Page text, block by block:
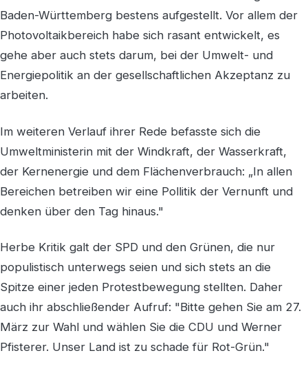
Baden-Württemberg bestens aufgestellt. Vor allem der
Photovoltaikbereich habe sich rasant entwickelt, es
gehe aber auch stets darum, bei der Umwelt- und
Energiepolitik an der gesellschaftlichen Akzeptanz zu
arbeiten.
Im weiteren Verlauf ihrer Rede befasste sich die
Umweltministerin mit der Windkraft, der Wasserkraft,
der Kernenergie und dem Flächenverbrauch: „In allen
Bereichen betreiben wir eine Pollitik der Vernunft und
denken über den Tag hinaus."
Herbe Kritik galt der SPD und den Grünen, die nur
populistisch unterwegs seien und sich stets an die
Spitze einer jeden Protestbewegung stellten. Daher
auch ihr abschließender Aufruf: "Bitte gehen Sie am 27.
März zur Wahl und wählen Sie die CDU und Werner
Pfisterer. Unser Land ist zu schade für Rot-Grün."